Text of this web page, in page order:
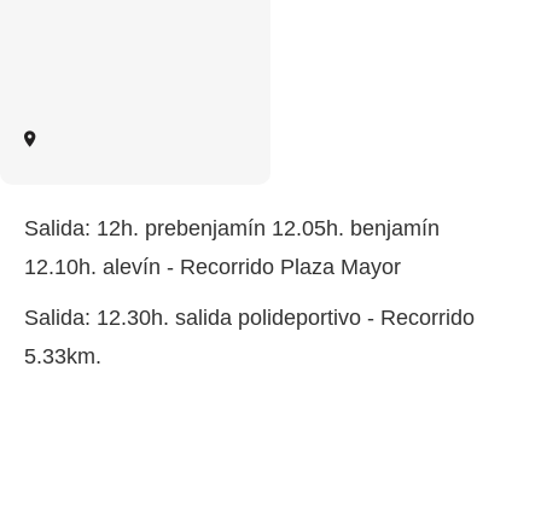
Salida: 12h. prebenjamín 12.05h. benjamín
12.10h. alevín - Recorrido Plaza Mayor
Salida: 12.30h. salida polideportivo - Recorrido
5.33km.